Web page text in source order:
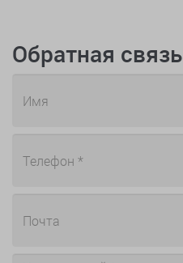
Обратная связь